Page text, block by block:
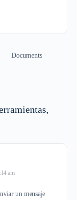
Documents
am
un mensaje